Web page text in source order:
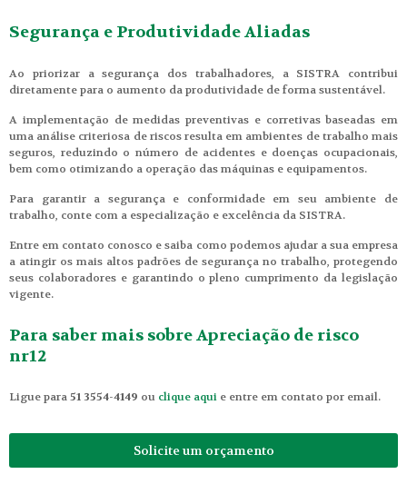
Segurança e Produtividade Aliadas
Ao priorizar a segurança dos trabalhadores, a SISTRA contribui
diretamente para o aumento da produtividade de forma sustentável.
A implementação de medidas preventivas e corretivas baseadas em
uma análise criteriosa de riscos resulta em ambientes de trabalho mais
seguros, reduzindo o número de acidentes e doenças ocupacionais,
bem como otimizando a operação das máquinas e equipamentos.
Para garantir a segurança e conformidade em seu ambiente de
trabalho, conte com a especialização e excelência da SISTRA.
Entre em contato conosco e saiba como podemos ajudar a sua empresa
a atingir os mais altos padrões de segurança no trabalho, protegendo
seus colaboradores e garantindo o pleno cumprimento da legislação
vigente.
Para saber mais sobre Apreciação de risco
nr12
Ligue para51 3554-4149 ou clique aqui e entre em contato por email.
Solicite um orçamento